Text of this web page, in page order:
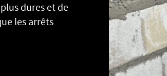
dures et de
les arrêts